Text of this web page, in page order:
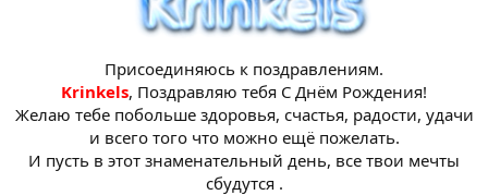
Присоединяюсь к поздравлениям.
Krinkels, Поздравляю тебя С Днём Рождения!
Желаю тебе побольше здоровья, счастья, радости, удачи
и всего того что можно ещё пожелать.
И пусть в этот знаменательный день, все твои мечты
сбудутся .​